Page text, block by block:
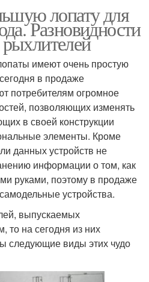
лопату для
Разновидности
имеют очень простую
в продаже
потребителям огромное
позволяющих изменять
в своей конструкции
элементы. Кроме
данных устройств не
информации о том, как
руками, поэтому в продаже
устройства.
выпускаемых
на сегодня из них
следующие виды этих чудо